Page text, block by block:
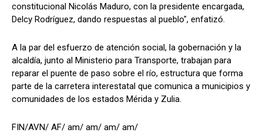
constitucional Nicolás Maduro, con la presidente encargada,
Delcy Rodríguez, dando respuestas al pueblo", enfatizó.
A la par del esfuerzo de atención social, la gobernación y la
alcaldía, junto al Ministerio para Transporte, trabajan para
reparar el puente de paso sobre el río, estructura que forma
parte de la carretera interestatal que comunica a municipios y
comunidades de los estados Mérida y Zulia.
FIN/AVN/ AF/ am/ am/ am/ am/